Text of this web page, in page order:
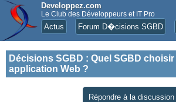
Developpez.com
Le Club des Développeurs et IT Pro
Actus Forum D�cisions SGBD
Décisions SGBD : Quel SGBD
application Web ?
Répondre à la discussion